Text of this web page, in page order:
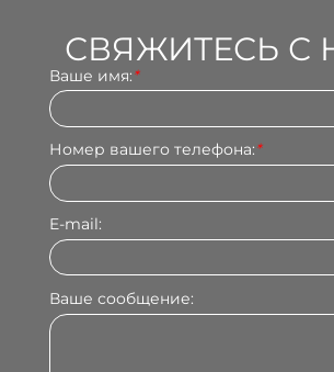
СВЯЖИТЕСЬ С
Ваше имя:*
Номер вашего телефона:*
E-mail:
Ваше сообщение: